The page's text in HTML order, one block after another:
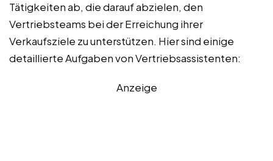
Tätigkeiten ab, die darauf abzielen, den
Vertriebsteams bei der Erreichung ihrer
Verkaufsziele zu unterstützen. Hier sind einige
detaillierte Aufgaben von Vertriebsassistenten:
Anzeige